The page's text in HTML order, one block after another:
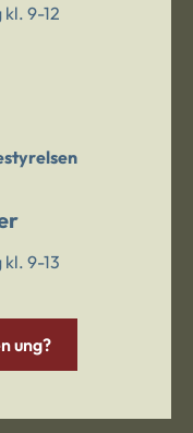
9-12
9-13
ung?